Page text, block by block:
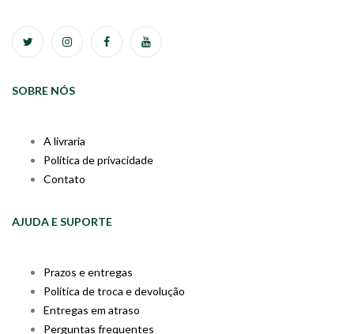
SOBRE NÓS
A livraria
Política de privacidade
Contato
AJUDA E SUPORTE
Prazos e entregas
Política de troca e devolução
Entregas em atraso
Perguntas frequentes